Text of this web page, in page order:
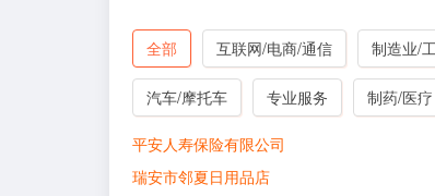
全部 互联网/电商/通信 制造业/
汽车/摩托车 专业服务 制药/医疗
平安人寿保险有限公司
瑞安市邻夏日用品店